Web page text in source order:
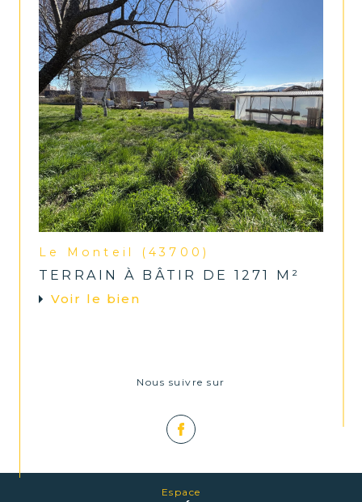
Le Monteil (43700)
TERRAIN À BÂTIR DE 1271 M²
Voir le bien
Nous suivre sur
Espace